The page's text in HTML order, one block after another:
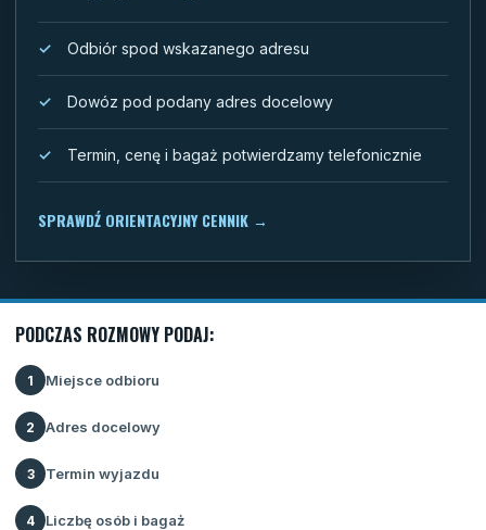
Odbiór spod wskazanego adresu
Dowóz pod podany adres docelowy
Termin, cenę i bagaż potwierdzamy telefonicznie
SPRAWDŹ ORIENTACYJNY CENNIK →
PODCZAS ROZMOWY PODAJ:
1 Miejsce odbioru
2 Adres docelowy
3 Termin wyjazdu
4 Liczbę osób i bagaż